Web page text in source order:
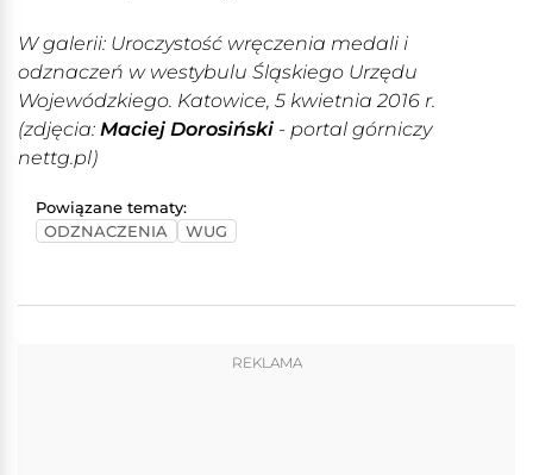
W galerii: Uroczystość wręczenia medali i
odznaczeń w westybulu Śląskiego Urzędu
Wojewódzkiego. Katowice, 5 kwietnia 2016 r.
(zdjęcia: Maciej Dorosiński - portal górniczy
nettg.pl)
Powiązane tematy:
ODZNACZENIA
WUG
REKLAMA